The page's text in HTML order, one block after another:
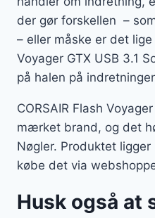
der gør forskellen –
– eller måske er det lige
Voyager GTX USB 3.1
på halen på
CORSAIR Flash
mærket brand, og det
Nøgler. Produktet
købe det via
Husk også at